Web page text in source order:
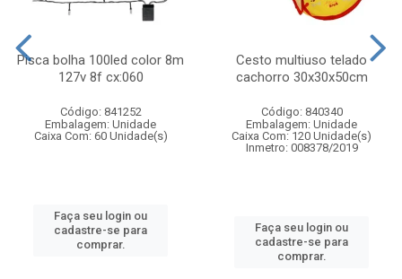
Pisca bolha 100led color 8m
127v 8f cx:060
Código: 841252
Embalagem: Unidade
Caixa Com: 60 Unidade(s)
Faça seu login ou
cadastre-se para
comprar.
Cesto multiuso telado
cachorro 30x30x50cm
Código: 840340
Embalagem: Unidade
Caixa Com: 120 Unidade(s)
Inmetro: 008378/2019
Faça seu login ou
cadastre-se para
comprar.